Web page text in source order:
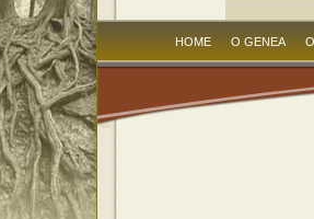
HOME O GENEA